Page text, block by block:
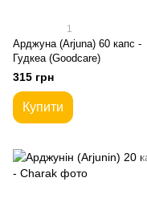
1
Арджуна (Arjuna) 60 капс -
Гудкеа (Goodcare)
315 грн
Купити